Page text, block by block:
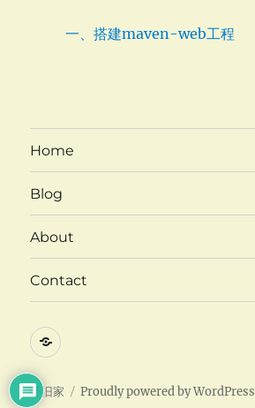
一、搭建maven-web工程
Home
Blog
About
Contact
Twitter
怀旧家 Proudly powered by WordPress